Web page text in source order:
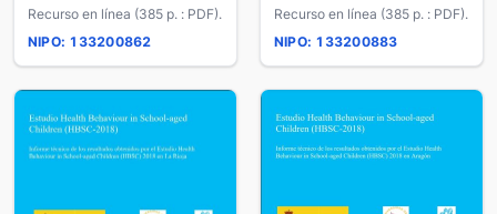
Estudio Health Behaviour in
Recurso en línea (385 p. : PDF).
NIPO: 133200862
Estudio Health Behaviour in
Recurso en línea (385 p. : PDF).
NIPO: 133200883